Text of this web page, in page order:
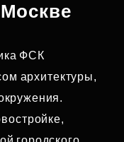
ФСК
архитектуры,